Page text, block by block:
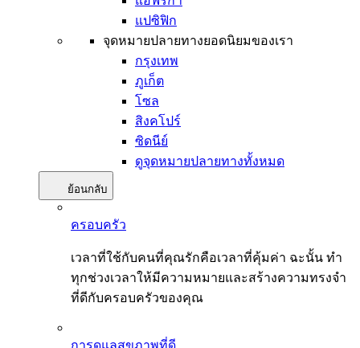
แปซิฟิก
จุดหมายปลายทางยอดนิยมของเรา
กรุงเทพ
ภูเก็ต
โซล
สิงคโปร์
ซิดนีย์
ดูจุดหมายปลายทางทั้งหมด
ย้อนกลับ
ครอบครัว
เวลาที่ใช้กับคนที่คุณรักคือเวลาที่คุ้มค่า ฉะนั้น ทำ
ทุกช่วงเวลาให้มีความหมายและสร้างความทรงจำ
ที่ดีกับครอบครัวของคุณ
การดูแลสุขภาพที่ดี